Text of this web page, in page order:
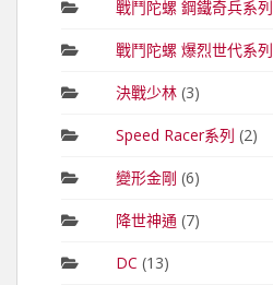
戰鬥陀螺 鋼鐵奇兵系列
戰鬥陀螺 爆烈世代系列
決戰少林(3)
Speed Racer系列 (2)
變形金剛 (6)
降世神通 (7)
DC (13)